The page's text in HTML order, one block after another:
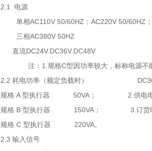
2.1 电源
单相AC110V 50/60HZ；AC220V 50/60HZ；
三相AC380V 50HZ
直流DC24V.DC36V.DC48V
注：1.规格C型因功率较大，标称电源不能
2.2 耗电功率（额定负载时）
规格 A 型执行器 50VA； 2.供电电源幅
规格 B 型执行器 150VA； 3.订货时请注
规格 C 型执行器 220VA。
2.3 输入信号